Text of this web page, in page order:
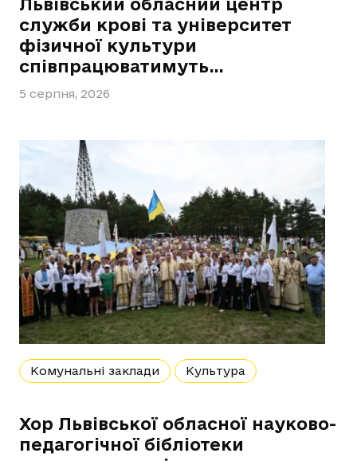
Львівський обласний центр
служби крові та університет
фізичної культури
співпрацюватимуть…
5 серпня, 2026
Комунальні заклади Культура
Хор Львівської обласної науково-
педагогічної бібліотеки